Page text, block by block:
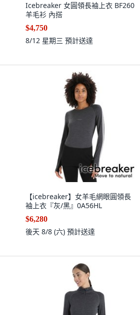
Icebreaker 女圓領長袖上衣 BF260
羊毛衫 內搭
$4,750
8/12 星期三 預計送達
【icebreaker】女羊毛網眼圓領長
袖上衣『灰/黑』0A56HL
$6,280
後天 8/8 (六) 預計送達